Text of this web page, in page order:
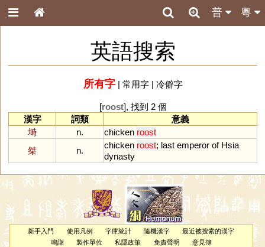
粵
普
英語搜索
所有字| 常用字| 冷僻字
[roost], 找到 2 個
漢字
詞類
意義
塒
n. chicken roost
桀
n.
chicken roost; last emperor of Hsia
dynasty
新手入門 使用凡例 字庫統計 隨機漢字
最近被搜索的漢字
鳴謝
製作單位 私隱政策 免責聲明 意見簿